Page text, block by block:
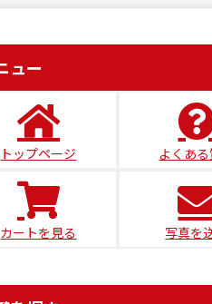
ュー
トップページ よくあ
カートを見る 写真を